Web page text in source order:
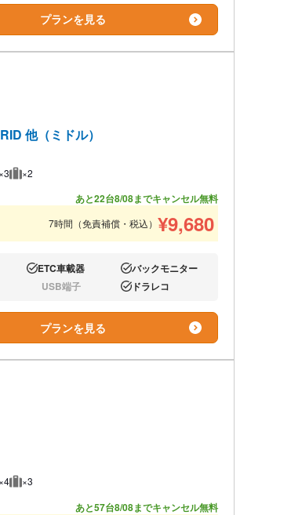
プランを見る
他（ミドル）
奨人数
×3 推奨荷物
×2
あと22台8/08までキャンセル無料
7時間（免責補償・税込） ¥9,680
あり:ETC車載器 あり:バックモニター
なし:USB端子 あり:ドラレコ
プランを見る
奨人数
×4 推奨荷物
×3
あと57台8/08までキャンセル無料